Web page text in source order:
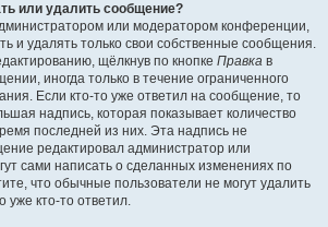
или удалить сообщение?
или модератором конференции,
и удалять только свои собственные сообщения.
щёлкнув по кнопке Правка в
иногда только в течение ограниченного
Если кто-то уже ответил на сообщение, то
надпись, которая показывает количество
последней из них. Эта надпись не
редактировал администратор или
сами написать о сделанных изменениях по
что обычные пользователи не могут удалить
уже кто-то ответил.